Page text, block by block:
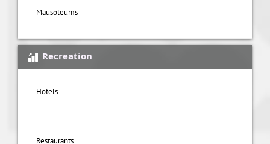
Mausoleums
Recreation
Hotels
Restaurants